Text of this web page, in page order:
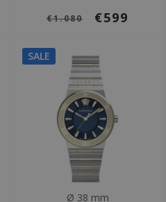
€1.080 €599
SALE
Ø 38 mm